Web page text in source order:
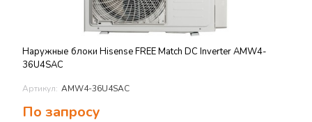
Наружные блоки Hisense FREE Match DC Inverter AMW4-
36U4SAC
Артикул: AMW4-36U4SAC
По запросу